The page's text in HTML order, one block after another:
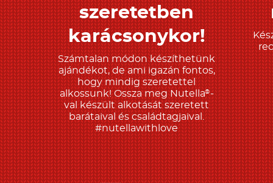
szeretetben
karácsonykor!
Számtalan módon készíthetünk
ajándékot, de ami igazán fontos,
hogy mindig szeretettel
alkossunk! Ossza meg Nutella®-
val készült alkotását szeretett
barátaival és családtagjaival.
#nutellawithlove